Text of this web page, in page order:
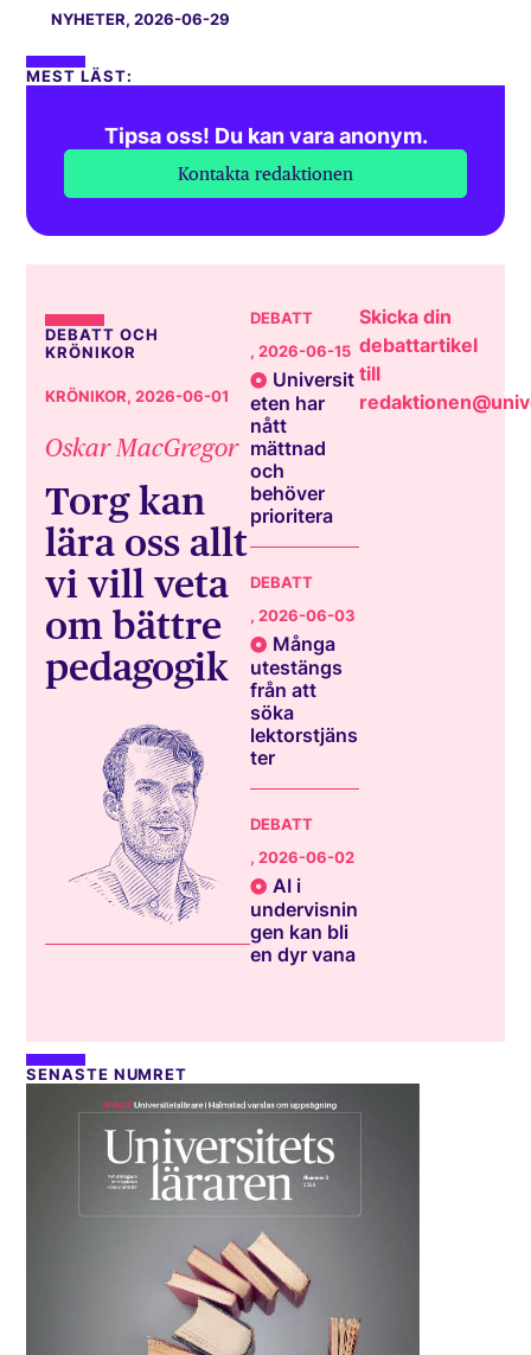
NYHETER, 2026-06-29
MEST LÄST:
Tipsa oss! Du kan vara anonym.
Kontakta redaktionen
DEBATT OCH
KRÖNIKOR
KRÖNIKOR, 2026-06-01
Oskar MacGregor
Torg kan
lära oss allt
vi vill veta
om bättre
pedagogik
DEBATT
, 2026-06-15
Universit
eten har
nått
mättnad
och
behöver
prioritera
DEBATT
, 2026-06-03
Många
utestängs
från att
söka
lektorstjäns
ter
DEBATT
, 2026-06-02
AI i
undervisnin
gen kan bli
en dyr vana
Skicka din
debattartikel
till
SENASTE NUMRET